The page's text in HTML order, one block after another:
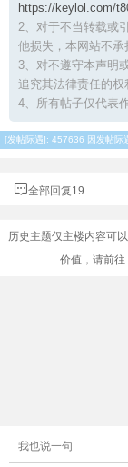
https://keylol.com/
2、对于不当转载或
他损失，本网站不承
3、对不遵守本声明
追究其法律责任的权
4、所有帖子仅代表
[发帖际遇]: 457636 因发帖际
全部回复19
历史主题仅主楼内容可
价值，请前往